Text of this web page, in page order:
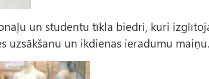
un studentu tīkla biedri, kuri
uzsākšanu un ikdienas ieradumu maiņu.